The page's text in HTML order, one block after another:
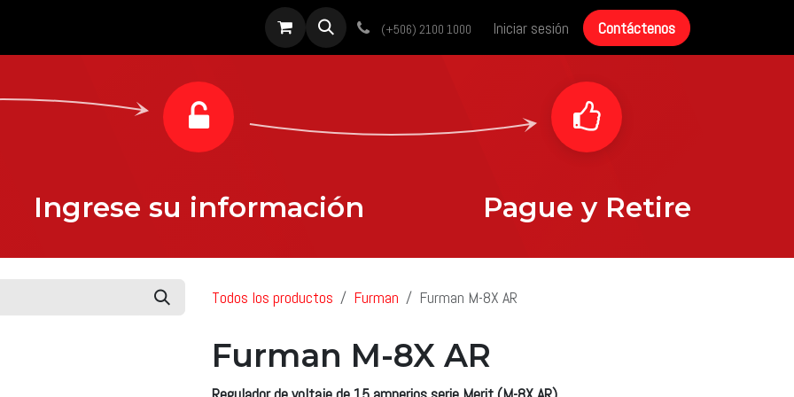
Sobre nosotros Noticias Historias de éxito Contáctenos
(+506) 2100 1000 Iniciar sesión Contáctenos
Ingrese su información Pague y Retire
Todos los productos Furman Furman M-8X AR
Furman M-8X AR